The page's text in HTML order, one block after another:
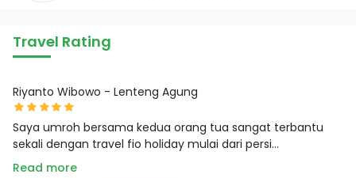
Travel Rating
Riyanto Wibowo - Lenteng Agung
Saya umroh bersama kedua orang tua sangat terbantu
sekali dengan travel fio holiday mulai dari persi...
Read more